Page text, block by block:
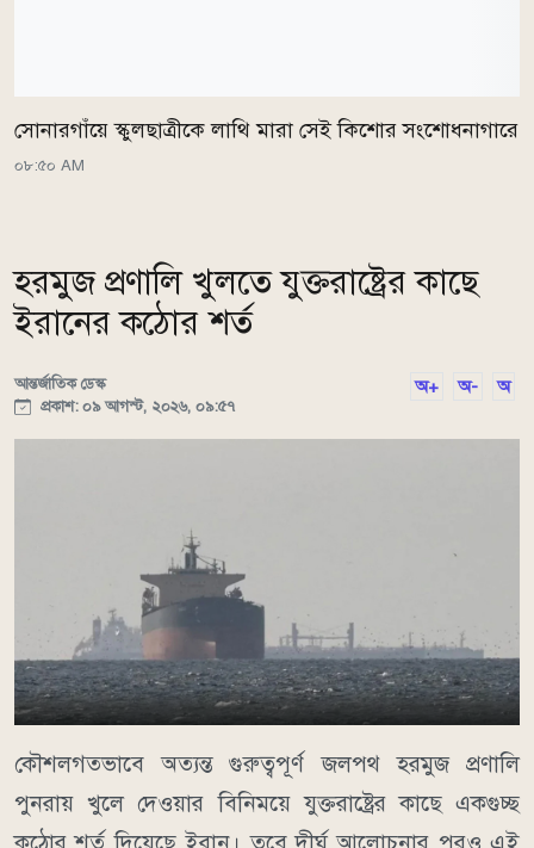
সোনারগাঁয়ে স্কুলছাত্রীকে লাথি মারা সেই কিশোর সংশোধনাগারে
০৮:৫০ AM
হরমুজ প্রণালি খুলতে যুক্তরাষ্ট্রের কাছে
ইরানের কঠোর শর্ত
আন্তর্জাতিক ডেস্ক
প্রকাশ: ০৯ আগস্ট, ২০২৬, ০৯:৫৭
অ+ অ- অ
কৌশলগতভাবে অত্যন্ত গুরুত্বপূর্ণ জলপথ হরমুজ প্রণালি
পুনরায় খুলে দেওয়ার বিনিময়ে যুক্তরাষ্ট্রের কাছে একগুচ্ছ